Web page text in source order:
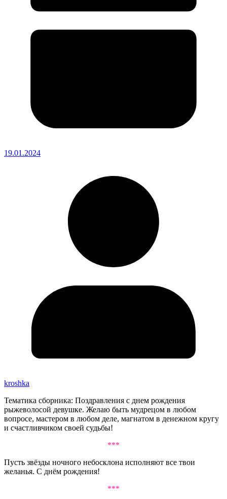
19.01.2024
kroshka
Тематика сборника: Поздравления с днем рождения
рыжеволосой девушке. Желаю быть мудрецом в любом
вопросе, мастером в любом деле, магнатом в денежном кругу
и счастливчиком своей судьбы!
***
Пусть звёзды ночного небосклона исполняют все твои
желанья. С днём рождения!
***